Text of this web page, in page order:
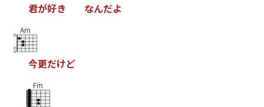
君が好き なんだよ
Am
今更だけど
Fm